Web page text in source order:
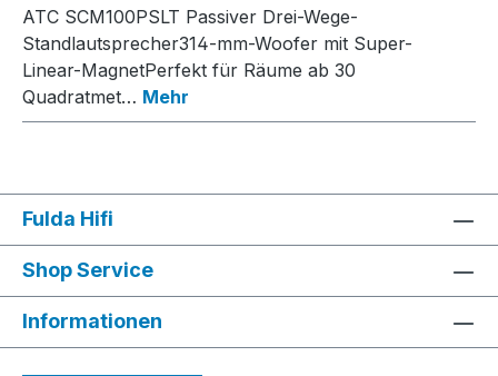
ATC SCM100PSLT Passiver Drei-Wege-
Standlautsprecher314-mm-Woofer mit Super-
Linear-MagnetPerfekt für Räume ab 30
Quadratmet… Mehr
Fulda Hifi
Shop Service
Informationen